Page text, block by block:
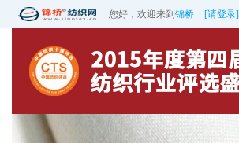
您好，欢迎来到 锦桥 [请登录]